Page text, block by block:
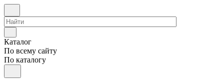
Каталог
По всему сайту
По каталогу